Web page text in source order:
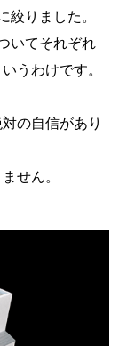
絞りました。
いてそれぞれ
うわけです。
の自信があり
せん。